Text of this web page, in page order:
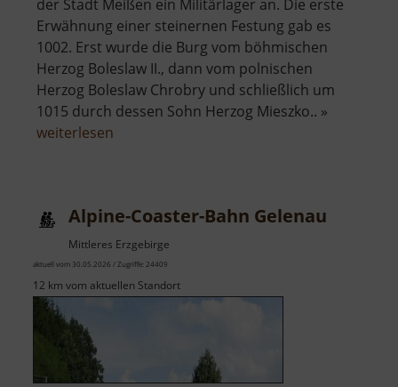
der Stadt Meißen ein Militärlager an. Die erste
Erwähnung einer steinernen Festung gab es
1002. Erst wurde die Burg vom böhmischen
Herzog Boleslaw II., dann vom polnischen
Herzog Boleslaw Chrobry und schließlich um
1015 durch dessen Sohn Herzog Mieszko.. »
weiterlesen
Alpine-Coaster-Bahn Gelenau
Mittleres Erzgebirge
aktuell vom 30.05.2026 / Zugriffe: 24409
12 km vom aktuellen Standort